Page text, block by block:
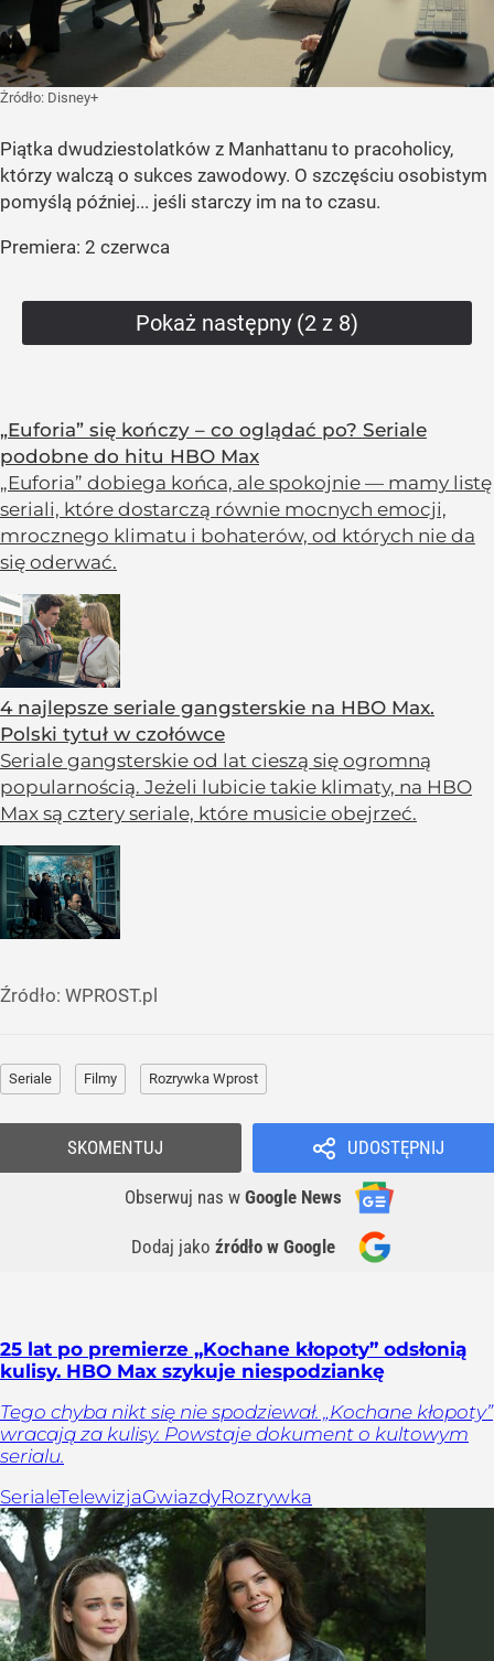
Żródło: Disney+
Piątka dwudziestolatków z Manhattanu to pracoholicy,
którzy walczą o sukces zawodowy. O szczęściu osobistym
pomyślą później... jeśli starczy im na to czasu.
Premiera: 2 czerwca
Pokaż następny (2 z 8)
„Euforia” się kończy – co oglądać po? Seriale
podobne do hitu HBO Max
„Euforia” dobiega końca, ale spokojnie — mamy listę
seriali, które dostarczą równie mocnych emocji,
mrocznego klimatu i bohaterów, od których nie da
się oderwać.
4 najlepsze seriale gangsterskie na HBO Max.
Polski tytuł w czołówce
Seriale gangsterskie od lat cieszą się ogromną
popularnością. Jeżeli lubicie takie klimaty, na HBO
Max są cztery seriale, które musicie obejrzeć.
Źródło: WPROST.pl
Seriale Filmy Rozrywka Wprost
UDOSTĘPNIJ
Obserwuj nas w Google News
Dodaj jako źródło w Google
SKOMENTUJ
25 lat po premierze „Kochane kłopoty” odsłonią
kulisy. HBO Max szykuje niespodziankę
Tego chyba nikt się nie spodziewał. „Kochane kłopoty”
wracają za kulisy. Powstaje dokument o kultowym
serialu.
SerialeTelewizjaGwiazdyRozrywka